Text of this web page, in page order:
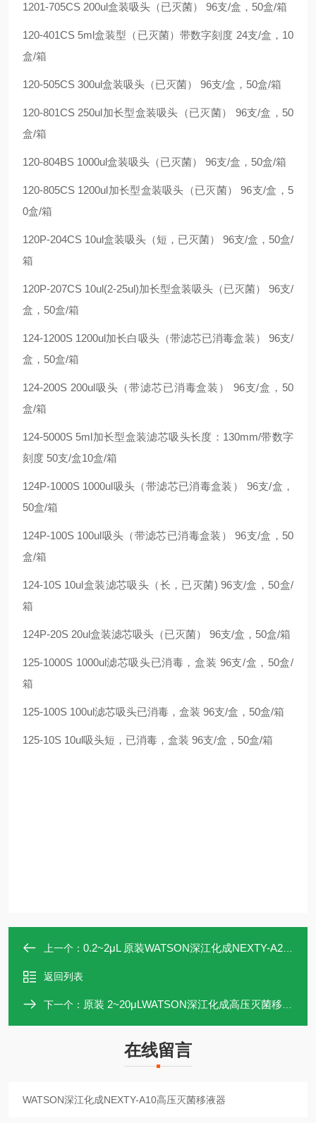
1201-705CS 200ul盒装吸头（已灭菌） 96支/盒，50盒/箱
120-401CS 5ml盒装型（已灭菌）带数字刻度 24支/盒，10
盒/箱
120-505CS 300ul盒装吸头（已灭菌） 96支/盒，50盒/箱
120-801CS 250ul加长型盒装吸头（已灭菌） 96支/盒，50
盒/箱
120-804BS 1000ul盒装吸头（已灭菌） 96支/盒，50盒/箱
120-805CS 1200ul加长型盒装吸头（已灭菌） 96支/盒，5
0盒/箱
120P-204CS 10ul盒装吸头（短，已灭菌） 96支/盒，50盒/
箱
120P-207CS 10ul(2-25ul)加长型盒装吸头（已灭菌） 96支/
盒，50盒/箱
124-1200S 1200ul加长白吸头（带滤芯已消毒盒装） 96支/
盒，50盒/箱
124-200S 200ul吸头（带滤芯已消毒盒装） 96支/盒，50
盒/箱
124-5000S 5ml加长型盒装滤芯吸头长度：130mm/带数字
刻度 50支/盒10盒/箱
124P-1000S 1000ul吸头（带滤芯已消毒盒装） 96支/盒，
50盒/箱
124P-100S 100ul吸头（带滤芯已消毒盒装） 96支/盒，50
盒/箱
124-10S 10ul盒装滤芯吸头（长，已灭菌) 96支/盒，50盒/
箱
124P-20S 20ul盒装滤芯吸头（已灭菌） 96支/盒，50盒/箱
125-1000S 1000ul滤芯吸头已消毒，盒装 96支/盒，50盒/
箱
125-100S 100ul滤芯吸头已消毒，盒装 96支/盒，50盒/箱
125-10S 10ul吸头短，已消毒，盒装 96支/盒，50盒/箱
上一个： 0.2~2μL 原装WATSON深江化成NEXTY-A2高压灭菌移液器
返回列表
下一个： 原装 2~20μLWATSON深江化成高压灭菌移液器NEXTY-A20
在线留言